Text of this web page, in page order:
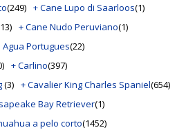
(249) + Cane Lupo di Saarloos(1)
+ Cane Nudo Peruviano(1)
Agua Portugues(22)
+ Carlino(397)
(3) + Cavalier King Charles Spaniel(654)
Bay Retriever(1)
a pelo corto(1452)